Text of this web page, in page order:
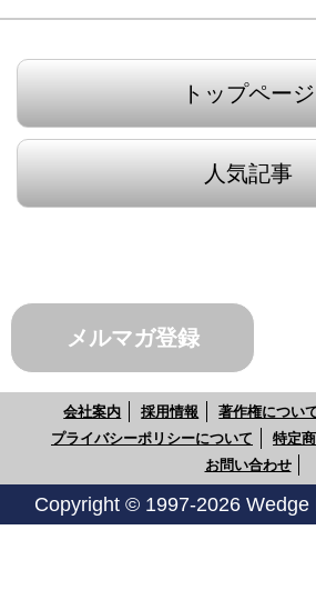
トップページ
人気記事
メルマガ登録
会社案内 採用情報 著作権につい
プライバシーポリシーについて
特定
お問い合わせ
Copyright © 1997-2026 Wedge